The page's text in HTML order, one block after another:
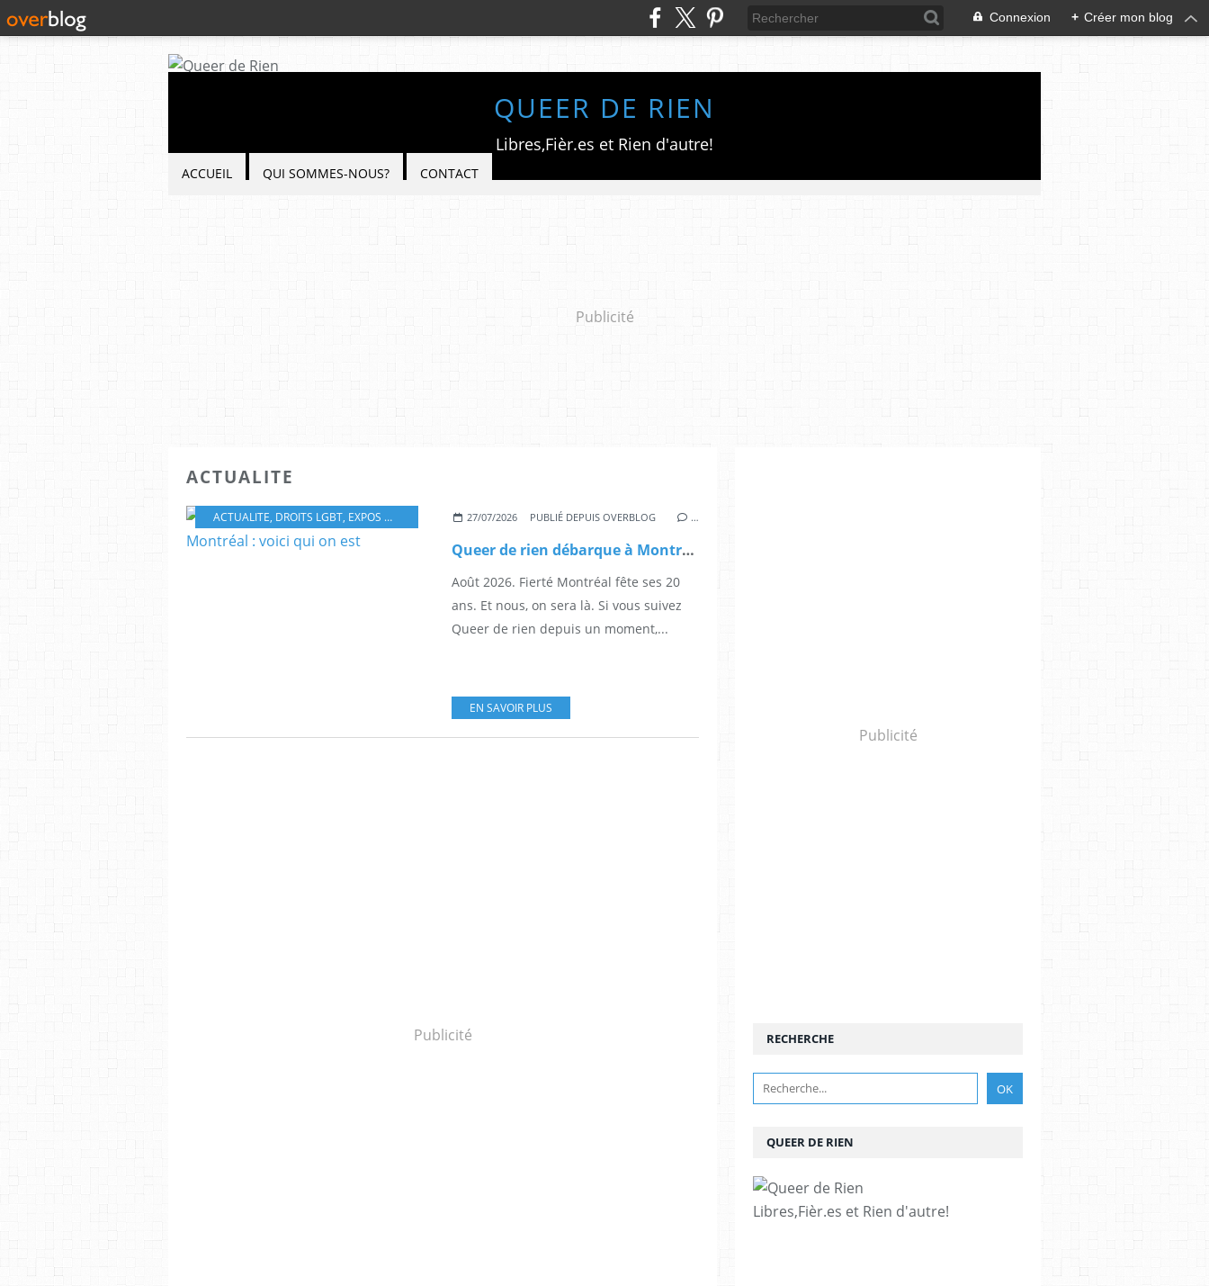
Connexion + Créer mon blog
QUEER DE RIEN
Libres,Fièr.es et Rien d'autre!
ACCUEIL QUI SOMMES-NOUS? CONTACT
Publicité
ACTUALITE
ACTUALITE, DROITS LGBT, EXPOS QUEER EVENEMENT QUEER ,MONTREAL,PERSONNALITE INSPIRANTE
27/07/2026 PUBLIÉ DEPUIS OVERBLOG …
Queer de rien débarque à Montréal : voici qui on est
Août 2026. Fierté Montréal fête ses 20
ans. Et nous, on sera là. Si vous suivez
Queer de rien depuis un moment,...
EN SAVOIR PLUS
Publicité
Publicité
RECHERCHE
QUEER DE RIEN
Libres,Fièr.es et Rien d'autre!